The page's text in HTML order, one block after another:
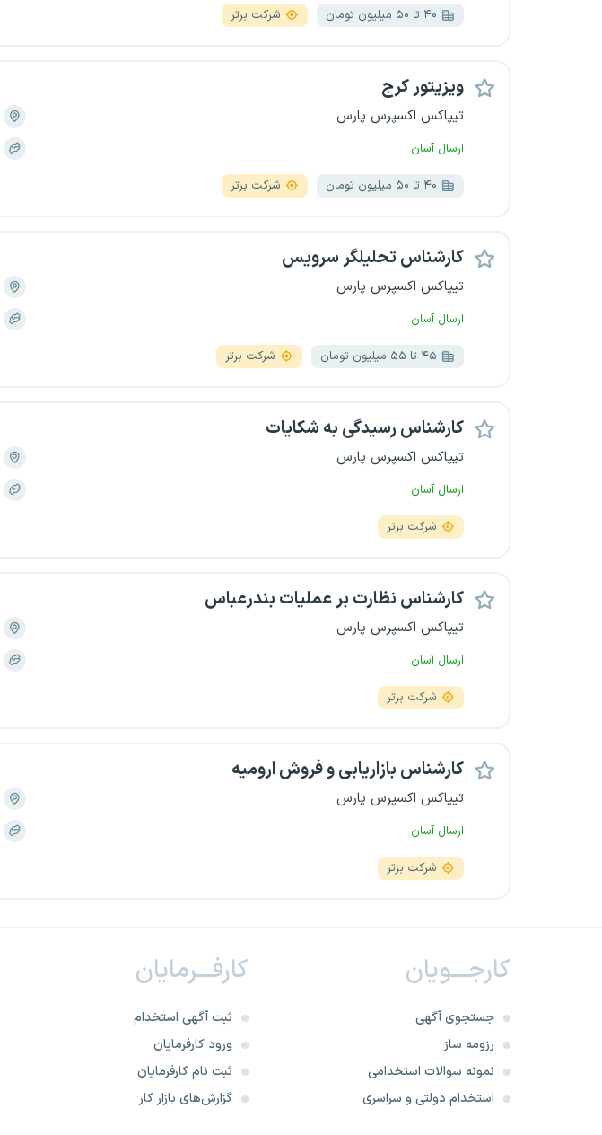
۴۰ تا ۵۰ میلیون تومان شرکت برتر
ویزیتور کرج
تیپاکس اکسپرس پارس
ارسال آسان
۴۰ تا ۵۰ میلیون تومان شرکت برتر
کارشناس تحلیلگر سرویس
تیپاکس اکسپرس پارس
ارسال آسان
۴۵ تا ۵۵ میلیون تومان شرکت برتر
کارشناس رسیدگی به شکایات
تیپاکس اکسپرس پارس
ارسال آسان
شرکت برتر
کارشناس نظارت بر عملیات بندرعباس
تیپاکس اکسپرس پارس
ارسال آسان
شرکت برتر
کارشناس بازاریابی و فروش ارومیه
تیپاکس اکسپرس پارس
ارسال آسان
شرکت برتر
کارجـــویان
جستجوی آگهی
رزومه ساز
نمونه سوالات استخدامی
استخدام دولتی و سراسری
کارفـــرمایان
ثبت آگهی استخدام
ورود کارفرمایان
ثبت نام کارفرمایان
گزارش‌های بازار کار